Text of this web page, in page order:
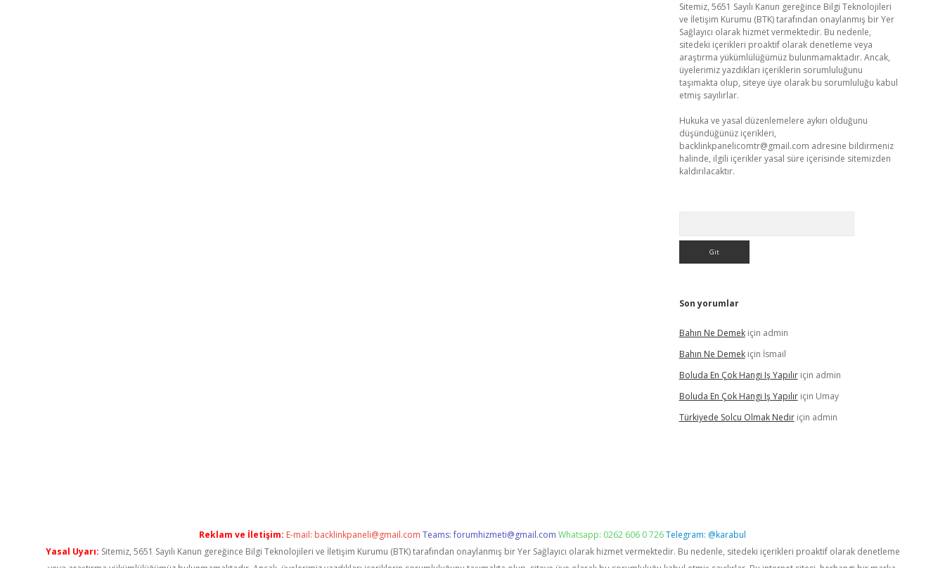
Sitemiz, 5651 Sayılı Kanun gereğince Bilgi Teknolojileri
ve İletişim Kurumu (BTK) tarafından onaylanmış bir Yer
Sağlayıcı olarak hizmet vermektedir. Bu nedenle,
sitedeki içerikleri proaktif olarak denetleme veya
araştırma yükümlülüğümüz bulunmamaktadır. Ancak,
üyelerimiz yazdıkları içeriklerin sorumluluğunu
taşımakta olup, siteye üye olarak bu sorumluluğu kabul
etmiş sayılırlar.
Hukuka ve yasal düzenlemelere aykırı olduğunu
düşündüğünüz içerikleri,
backlinkpanelicomtr@gmail.com adresine bildirmeniz
halinde, ilgili içerikler yasal süre içerisinde sitemizden
kaldırılacaktır.
Son yorumlar
Bahın Ne Demekiçin admin
Bahın Ne Demekiçin İsmail
Boluda En Çok Hangi Iş Yapılıriçin admin
Boluda En Çok Hangi Iş Yapılıriçin Umay
Türkiyede Solcu Olmak Nediriçin admin
Reklam ve İletişim: E-mail: backlinkpaneli@gmail.com Teams:forumhizmeti@gmail.com Whatsapp: 0262 606 0 726Telegram: @karabul
Yasal Uyarı: Sitemiz, 5651 Sayılı Kanun gereğince Bilgi Teknolojileri ve İletişim Kurumu (BTK) tarafından onaylanmış bir Yer Sağlayıcı olarak hizmet vermektedir. Bu nedenle, sitedeki içerikleri proaktif olarak denetleme